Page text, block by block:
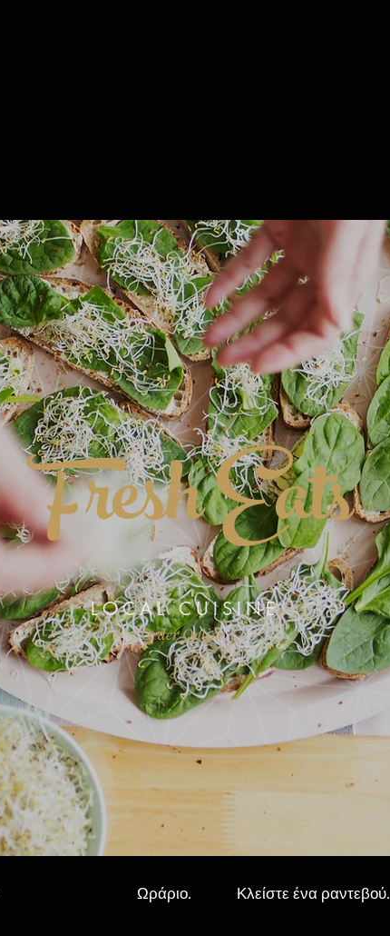
Fresh Eats
LOCAL CUISINE
Order Online >
Ωράριο. Κλείστε ένα ραντεβού.